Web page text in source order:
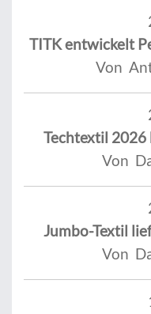
TITK entwickelt
Von
Techtextil
Von
Jumbo-Textil
Von